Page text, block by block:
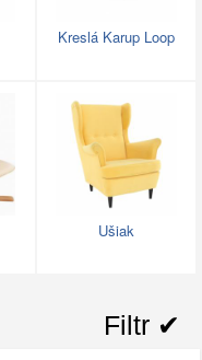
Kreslá Karup Loop
Ušiak
Filtr ✔︎